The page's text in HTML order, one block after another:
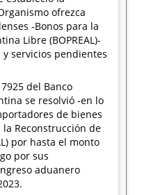
ofrezca
-Bonos para la
Libre (BOPREAL)-
servicios pendientes
del Banco
se resolvió -en lo
de bienes
Reconstrucción de
por hasta el monto
por sus
aduanero